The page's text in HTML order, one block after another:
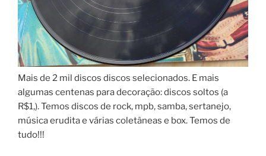
Mais de 2 mil discos discos selecionados. E mais
algumas centenas para decoração: discos soltos (a
R$1,). Temos discos de rock, mpb, samba, sertanejo,
música erudita e várias coletâneas e box. Temos de
tudo!!!